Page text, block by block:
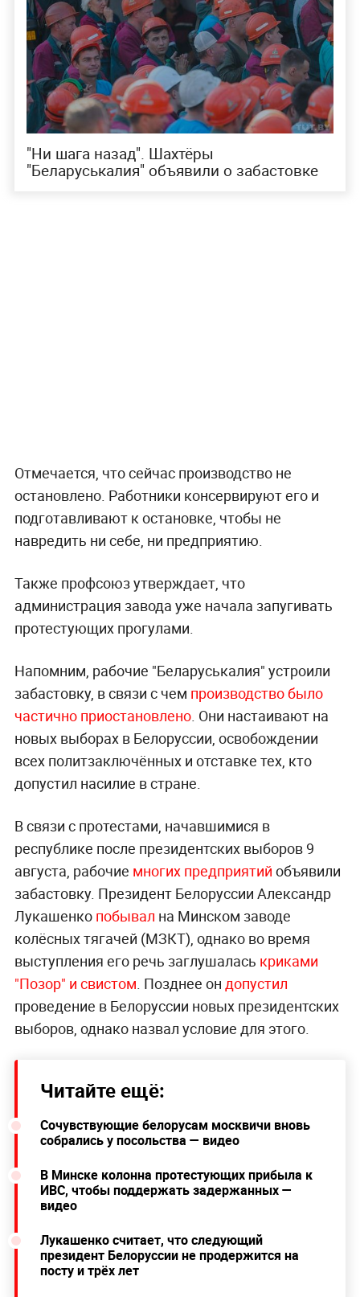
"Ни шага назад". Шахтёры
"Беларуськалия" объявили о забастовке
Отмечается, что сейчас производство не
остановлено. Работники консервируют его и
подготавливают к остановке, чтобы не
навредить ни себе, ни предприятию.
Также профсоюз утверждает, что
администрация завода уже начала запугивать
протестующих прогулами.
Напомним, рабочие "Беларуськалия" устроили
забастовку, в связи с чем производство было
частично приостановлено. Они настаивают на
новых выборах в Белоруссии, освобождении
всех политзаключённых и отставке тех, кто
допустил насилие в стране.
В связи с протестами, начавшимися в
республике после президентских выборов 9
августа, рабочие многих предприятий объявили
забастовку. Президент Белоруссии Александр
Лукашенко побывал на Минском заводе
колёсных тягачей (МЗКТ), однако во время
выступления его речь заглушалась криками
"Позор" и свистом. Позднее он допустил
проведение в Белоруссии новых президентских
выборов, однако назвал условие для этого.
Читайте ещё:
Сочувствующие белорусам москвичи вновь
собрались у посольства — видео
В Минске колонна протестующих прибыла к
ИВС, чтобы поддержать задержанных —
видео
Лукашенко считает, что следующий
президент Белоруссии не продержится на
посту и трёх лет